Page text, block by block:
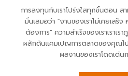
การลงทุนกับเราโปร่งใสทุกขั้นตอน ส
มั่นเสมอว่า "งานของเราไม่เคยเส
ต้องการ" ความสำเร็จของเราเราเร
ผลักดันแคมเปญการตลาดของคุณไป
ผลงานของเราโดดเด่นก